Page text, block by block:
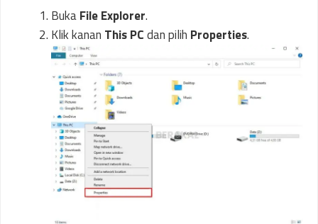
BukaFile Explorer.
Klik kanan This PCdan pilih Properties.